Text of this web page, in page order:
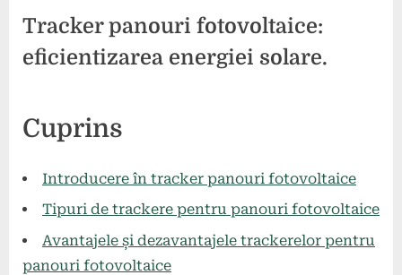
Tracker panouri fotovoltaice:
eficientizarea energiei solare.
on
mai
Cuprins
Introducere în tracker panouri fotovoltaice
Tipuri de trackere pentru panouri fotovoltaice
Avantajele și dezavantajele trackerelor pentru
panouri fotovoltaice